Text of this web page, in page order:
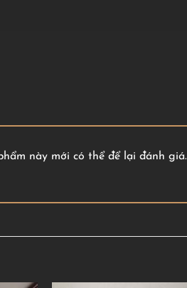
này mới có thể để lại đánh giá.